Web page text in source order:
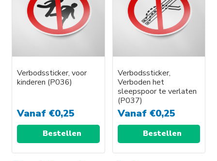
Verbodssticker, voor
kinderen (P036)
Vanaf €0,25
Bestellen
Verbodssticker,
Verboden het
sleepspoor te verlaten
(P037)
Vanaf €0,25
Bestellen